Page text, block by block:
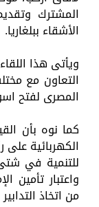
المشترك
الأشقاء ببلغاريا.
ويأتى هذا
التعاون مع
المصرى لفتح
كما نوه بأن
الكهربائية على
للتنمية في شتى
واعتبار تأمين
من اتخاذ